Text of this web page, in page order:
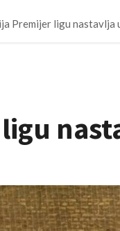
Premijer ligu nastavlja